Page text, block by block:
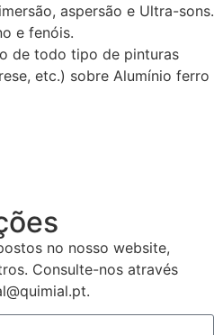
aspersão e Ultra-sons.
e fenóis.
de todo tipo de pinturas
etc.) sobre Alumínio ferro
no nosso website,
Consulte-nos através